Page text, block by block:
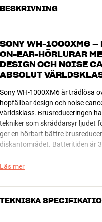
BESKRIVNING
SONY WH-1000XM6 –
ON-EAR-HÖRLURAR
DESIGN OCH NOISE
ABSOLUT
Sony WH-1000XM6 är trådlösa
hopfällbar design och noise
världsklass. Brusreduceringen
tekniker som skräddarsyr ljudet
ger en hörbart bättre
diskantområdet. Batteritiden är
Brusreduceringen är aktiverad
du till exempel ska sova på ett
av musik i hög ljudkvalitet
Läs mer
TEKNISKA